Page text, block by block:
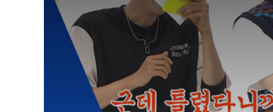
아이돌챔프 셀럽챔프